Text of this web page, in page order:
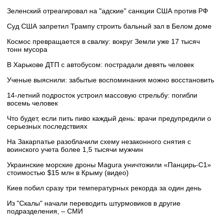
Зеленский отреагировал на "адские" санкции США против РФ
Суд США запретил Трампу строить бальный зал в Белом доме
Космос превращается в свалку: вокруг Земли уже 17 тысяч
тонн мусора
В Харькове ДТП с автобусом: пострадали девять человек
Ученые выяснили: забытые воспоминания можно восстановить
14-летний подросток устроил массовую стрельбу: погибли
восемь человек
Что будет, если пить пиво каждый день: врачи предупредили о
серьезных последствиях
На Закарпатье разоблачили схему незаконного снятия с
воинского учета более 1,5 тысячи мужчин
Украинские морские дроны Magura уничтожили «Панцирь-С1»
стоимостью $15 млн в Крыму (видео)
Киев побил сразу три температурных рекорда за один день
Из "Скалы" начали переводить штурмовиков в другие
подразделения, – СМИ